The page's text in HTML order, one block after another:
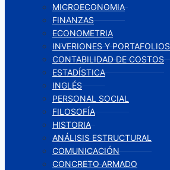
MICROECONOMIA
FINANZAS
ECONOMETRIA
INVERIONES Y PORTAFOLIOS
CONTABILIDAD DE COSTOS
ESTADÍSTICA
INGLÉS
PERSONAL SOCIAL
FILOSOFÍA
HISTORIA
ANÁLISIS ESTRUCTURAL
COMUNICACIÓN
CONCRETO ARMADO